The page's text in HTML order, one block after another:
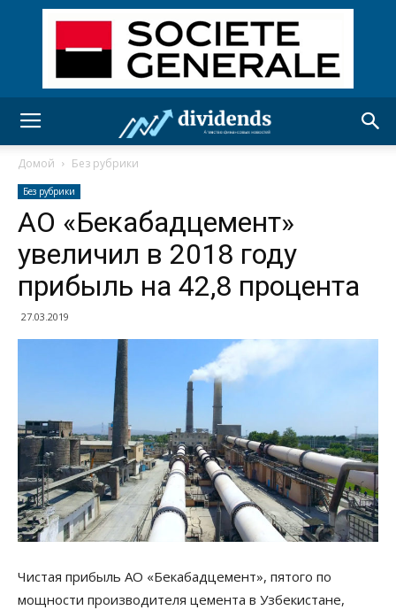
Домой Без рубрики
Без рубрики
АО «Бекабадцемент»
увеличил в 2018 году
прибыль на 42,8 процента
27.03.2019
Чистая прибыль АО «Бекабадцемент», пятого по
мощности производителя цемента в Узбекистане,